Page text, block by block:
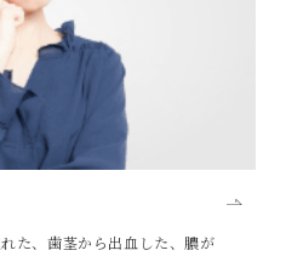
た、歯茎から出血した、膿が